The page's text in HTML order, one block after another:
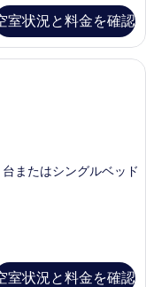
室状況と料金を確認
トリプルルーム | 低刺激
またはシングルベッド
室状況と料金を確認